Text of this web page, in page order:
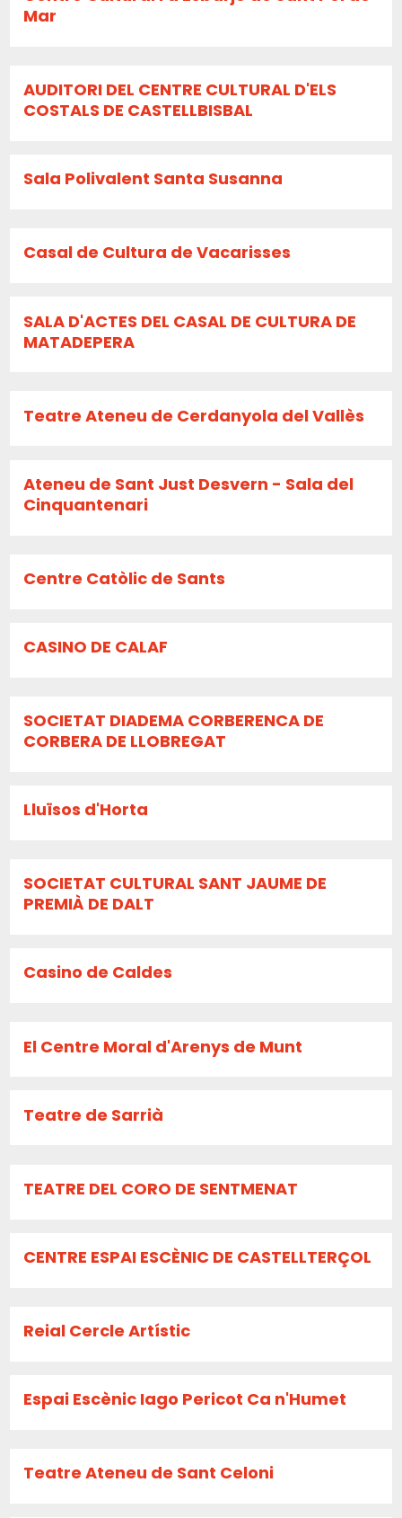
Mar
AUDITORI DEL CENTRE CULTURAL D'ELS
COSTALS DE CASTELLBISBAL
Sala Polivalent Santa Susanna
Casal de Cultura de Vacarisses
SALA D'ACTES DEL CASAL DE CULTURA DE
MATADEPERA
Teatre Ateneu de Cerdanyola del Vallès
Ateneu de Sant Just Desvern - Sala del
Cinquantenari
Centre Catòlic de Sants
CASINO DE CALAF
SOCIETAT DIADEMA CORBERENCA DE
CORBERA DE LLOBREGAT
Lluïsos d'Horta
SOCIETAT CULTURAL SANT JAUME DE
PREMIÀ DE DALT
Casino de Caldes
El Centre Moral d'Arenys de Munt
Teatre de Sarrià
TEATRE DEL CORO DE SENTMENAT
CENTRE ESPAI ESCÈNIC DE CASTELLTERÇOL
Reial Cercle Artístic
Espai Escènic Iago Pericot Ca n'Humet
Teatre Ateneu de Sant Celoni